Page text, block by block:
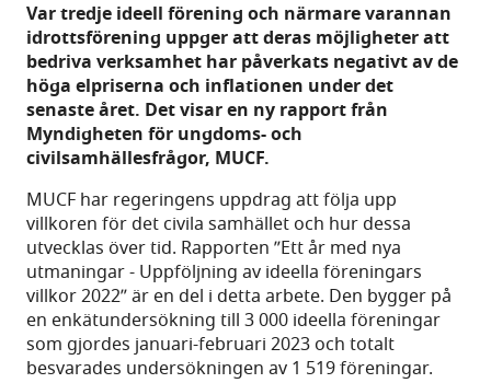
Var tredje ideell förening och närmare varannan
idrottsförening uppger att deras möjligheter att
bedriva verksamhet har påverkats negativt av de
höga elpriserna och inflationen under det
senaste året. Det visar en ny rapport från
Myndigheten för ungdoms- och
civilsamhällesfrågor, MUCF.
MUCF har regeringens uppdrag att följa upp
villkoren för det civila samhället och hur dessa
utvecklas över tid. Rapporten ”Ett år med nya
utmaningar - Uppföljning av ideella föreningars
villkor 2022” är en del i detta arbete. Den bygger på
en enkätundersökning till 3 000 ideella föreningar
som gjordes januari-februari 2023 och totalt
besvarades undersökningen av 1 519 föreningar.